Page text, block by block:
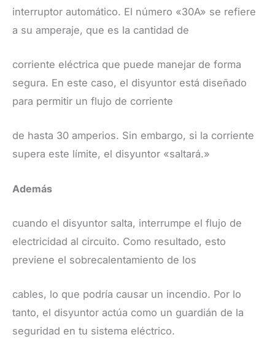
interruptor automático. El número «30A» se refiere
a su amperaje, que es la cantidad de
corriente eléctrica que puede manejar de forma
segura. En este caso, el disyuntor está diseñado
para permitir un flujo de corriente
de hasta 30 amperios. Sin embargo, si la corriente
supera este límite, el disyuntor «saltará.»
​Además
cuando el disyuntor salta, interrumpe el flujo de
electricidad al circuito. Como resultado, esto
previene el sobrecalentamiento de los
cables, lo que podría causar un incendio. Por lo
tanto, el disyuntor actúa como un guardián de la
seguridad en tu sistema eléctrico.